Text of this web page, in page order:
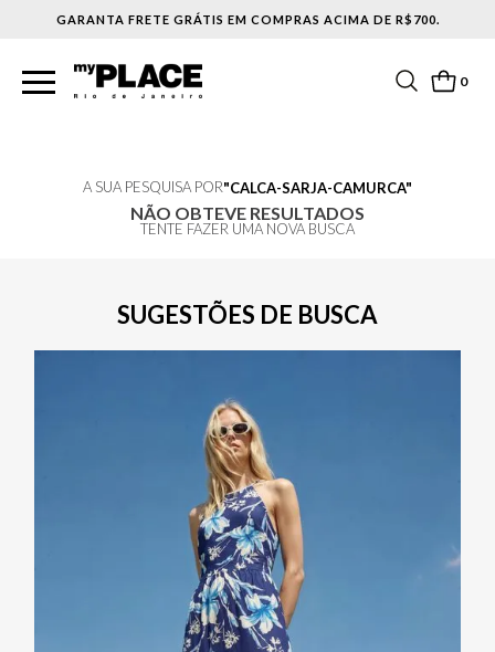
GARANTA FRETE GRÁTIS EM COMPRAS ACIMA DE R$700.
0
A SUA PESQUISA POR CALCA-SARJA-CAMURCA
NÃO OBTEVE RESULTADOS
TENTE FAZER UMA NOVA BUSCA
SUGESTÕES DE BUSCA